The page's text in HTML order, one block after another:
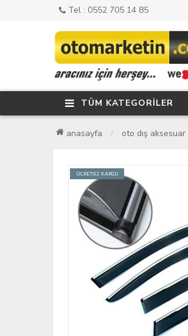
Tel : 0552 705 14 85
TÜM KATEGORİLER
anasayfa oto dış aksesuar
ÜCRETSİZ KARGO